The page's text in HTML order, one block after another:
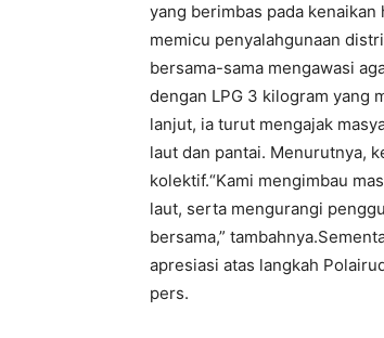
yang berimbas pada
memicu penyalahgunaan
bersama-sama mengawasi
dengan LPG 3 kilogram yang
lanjut, ia turut mengajak
laut dan pantai. Menurutnya,
kolektif.“Kami mengimbau
laut, serta mengurangi
bersama,”
apresiasi atas langkah
pers.